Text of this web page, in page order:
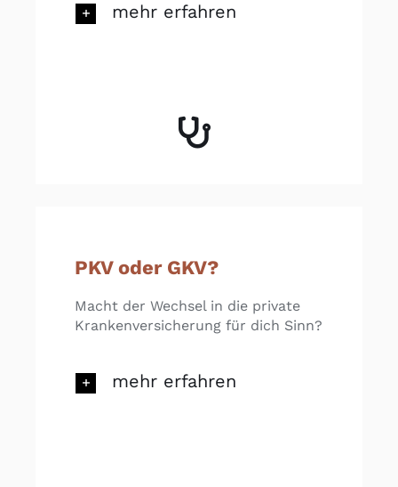
mehr erfahren
PKV oder GKV?
Macht der Wechsel in die private
Krankenversicherung für dich Sinn?
mehr erfahren